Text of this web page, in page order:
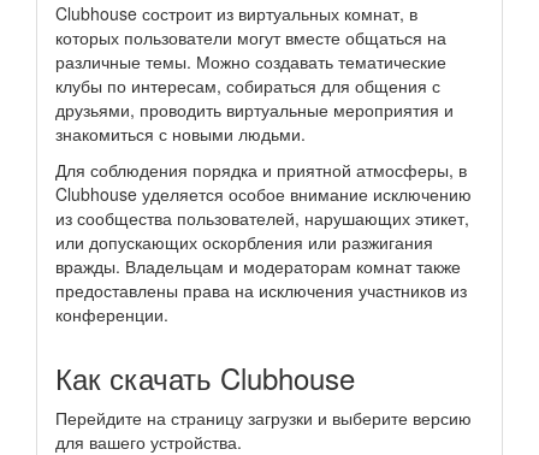
Clubhouse состроит из виртуальных комнат, в
которых пользователи могут вместе общаться на
различные темы. Можно создавать тематические
клубы по интересам, собираться для общения с
друзьями, проводить виртуальные мероприятия и
знакомиться с новыми людьми.
Для соблюдения порядка и приятной атмосферы, в
Clubhouse уделяется особое внимание исключению
из сообщества пользователей, нарушающих этикет,
или допускающих оскорбления или разжигания
вражды. Владельцам и модераторам комнат также
предоставлены права на исключения участников из
конференции.
Как скачать Clubhouse
Перейдите на страницу загрузки и выберите версию
для вашего устройства.